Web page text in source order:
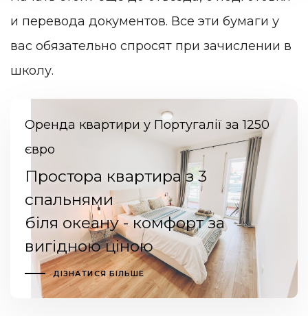
и перевода документов. Все эти бумаги у
вас обязательно спросят при зачислении в
школу.
Оренда квартири у Португалії за 1250
євро
Простора квартира з 3
спальнями
біля океану - комфорт за
вигідною ціною
ДІЗНАТИСЯ БІЛЬШЕ